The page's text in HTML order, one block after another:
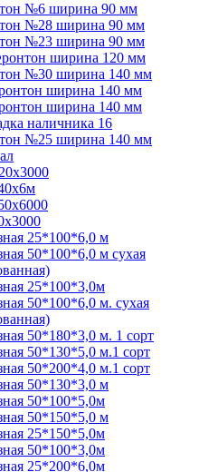
№6 ширина 90 мм
№28 ширина 90 мм
№23 ширина 90 мм
ширина 120 мм
№30 ширина 140 мм
ширина 140 мм
ширина 140 мм
наличника 16
№25 ширина 140 мм
25*100*6,0 м
50*100*6,0 м сухая
25*100*3,0м
50*100*6,0 м. сухая
50*180*3,0 м. 1 сорт
50*130*5,0 м.1 сорт
50*200*4,0 м.1 сорт
50*130*3,0 м
50*100*5,0м
50*150*5,0 м
25*150*5,0м
50*100*3,0м
25*200*6,0м